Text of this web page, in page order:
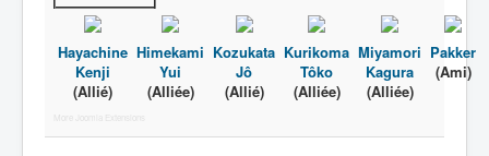
Hayachine
Kenji
(Allié)
Himekami
Yui
(Alliée)
Kozukata
Jô
(Allié)
Kurikoma
Tôko
(Alliée)
Miyamori
Kagura
(Alliée)
Pakker
(Ami)
More Joomla Extensions